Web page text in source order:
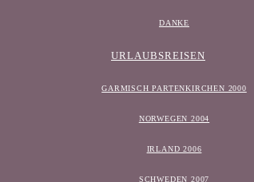
DANKE
URLAUBSREISEN
GARMISCH PARTENKIRCHEN 2000
NORWEGEN 2004
IRLAND 2006
SCHWEDEN 2007